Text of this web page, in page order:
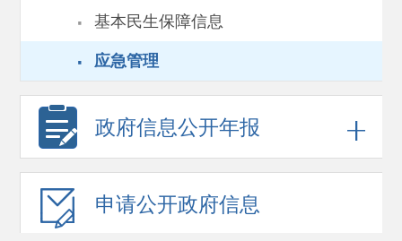
· 基本民生保障信息
· 应急管理
政府信息公开年报
申请公开政府信息